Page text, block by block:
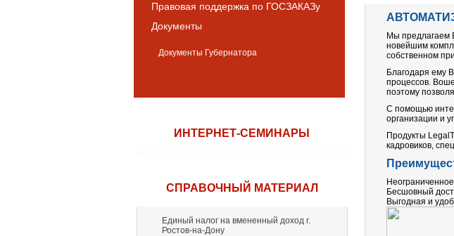
Правовая поддержка по ГОСЗАКАЗу
Документы
Документы Губернатора
ИНТЕРНЕТ-СЕМИНАРЫ
СПРАВОЧНЫЙ МАТЕРИАЛ
Единый налог на вмененный доход г.
Ростов-на-Дону
Мы предлагаем
новейшим
собственном при
Благодаря ему
процессов.
поэтому
С помощью
организации и
Продукты
кадровиков,
Бесшовный
Выгодная и